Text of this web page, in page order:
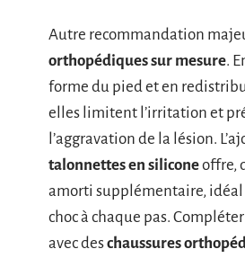
Autre recommandation
orthopédiques sur mesure.
forme du pied et en
elles limitent l’irritation et
l’aggravation de la lésion.
talonnettes en siliconeoffre,
amorti supplémentaire,
choc à chaque pas.
avec deschaussures